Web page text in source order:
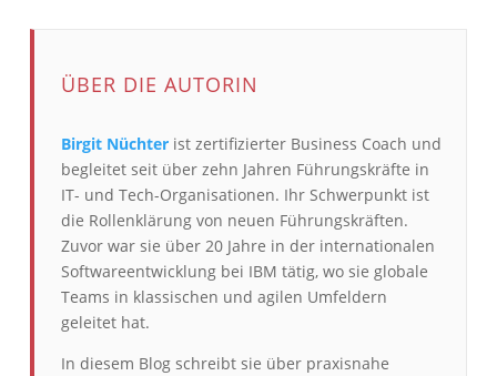
ÜBER DIE AUTORIN
Birgit Nüchter ist zertifizierter Business Coach und
begleitet seit über zehn Jahren Führungskräfte in
IT- und Tech-Organisationen. Ihr Schwerpunkt ist
die Rollenklärung von neuen Führungskräften.
Zuvor war sie über 20 Jahre in der internationalen
Softwareentwicklung bei IBM tätig, wo sie globale
Teams in klassischen und agilen Umfeldern
geleitet hat.
In diesem Blog schreibt sie über praxisnahe